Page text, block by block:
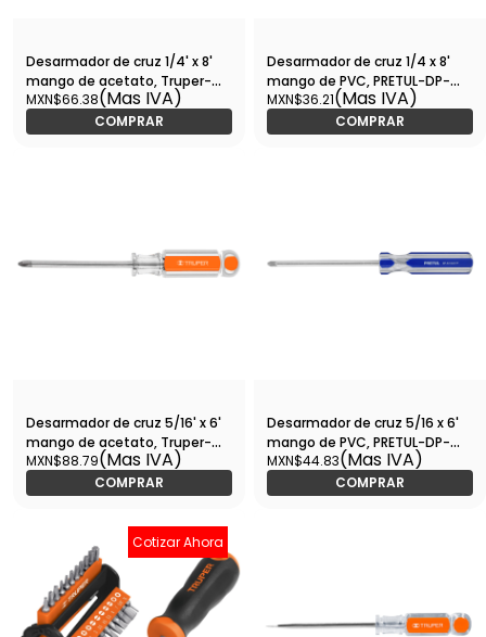
Desarmador de cruz 1/4' x 8'
mango de acetato, Truper-
DP-1/4X8 / 14080
MXN$66.38(Mas IVA)
COMPRAR
Desarmador de cruz 1/4 x 8'
mango de PVC, PRETUL-DP-
1/4X8TP / 21475
MXN$36.21(Mas IVA)
COMPRAR
Desarmador de cruz 5/16' x 6'
mango de acetato, Truper-
DP-5/16X6 / 14083
MXN$88.79(Mas IVA)
COMPRAR
Desarmador de cruz 5/16 x 6'
mango de PVC, PRETUL-DP-
5/16X6TP / 21470
MXN$44.83(Mas IVA)
COMPRAR
Cotizar Ahora